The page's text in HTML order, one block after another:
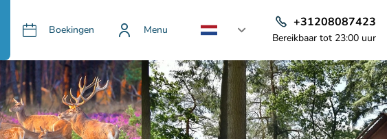
Boekingen Menu
+31208087423
Bereikbaar tot 23:00 uur